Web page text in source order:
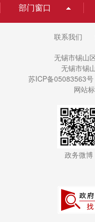
部门窗口
联系我们
无锡市锡山
无锡市锡
苏ICP备05083563号
网站
政务微博